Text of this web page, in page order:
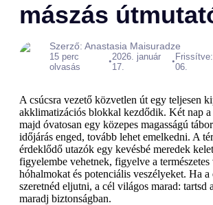
mászás
Szerző: Anastasia Maisuradze
15 perc
olvasás
•2026. január
17.
•
06.
A csúcsra vezető közvetlen út egy teljesen
akklimatizációs blokkal kezdődik. Két nap a
majd óvatosan egy közepes magasságú
időjárás enged, tovább lehet emelkedni. A
érdeklődő utazók egy kevésbé meredek
figyelembe vehetnek, figyelve a természetes
hóhalmokat és potenciális veszélyeket. Ha a
szeretnéd eljutni, a cél világos marad: tartsd
maradj biztonságban.